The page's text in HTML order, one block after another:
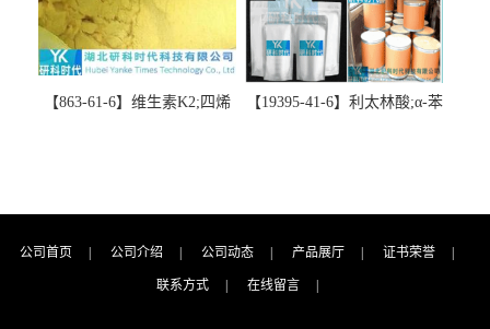
支持！
【863-61-6】维生素K2;四烯
方验证 -业务咨询联系-王菲
【19395-41-6】利太林酸;α-苯
持三方验证；支持定制；检
公司首页 公司介绍 公司动态 产品展厅 证书荣誉
联系方式 在线留言